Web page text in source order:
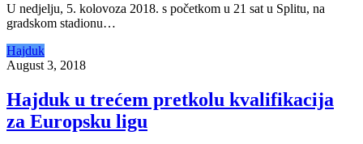
U nedjelju, 5. kolovoza 2018. s početkom u 21 sat u Splitu, na
gradskom stadionu…
Hajduk
August 3, 2018
Hajduk u trećem pretkolu kvalifikacija
za Europsku ligu